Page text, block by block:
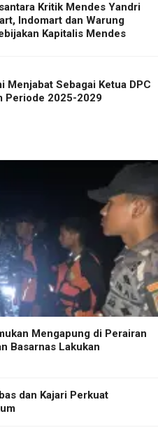
Kritik Mendes Yandri
Indomart dan Warung
Kapitalis Mendes
Menjabat Sebagai Ketua DPC
Periode 2025-2029
Mengapung di Perairan
Basarnas Lakukan
dan Kajari Perkuat